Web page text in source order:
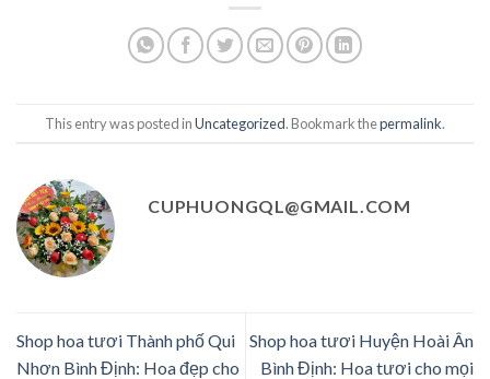
This entry was posted inUncategorized. Bookmark thepermalink.
CUPHUONGQL@GMAIL.COM
Shop hoa tươi Thành phố Qui
Nhơn Bình Định: Hoa đẹp cho
Shop hoa tươi Huyện Hoài Ân
Bình Định: Hoa tươi cho mọi